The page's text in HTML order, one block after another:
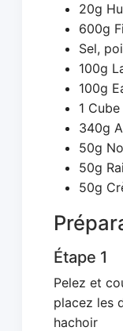
20g
600g
Sel,
100g
100g
1
340g
50g
50g
50g
Étape 1
Pelez et
placez les
hachoir